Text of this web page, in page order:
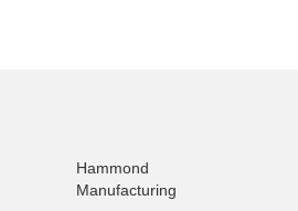
Hammond
Manufacturing